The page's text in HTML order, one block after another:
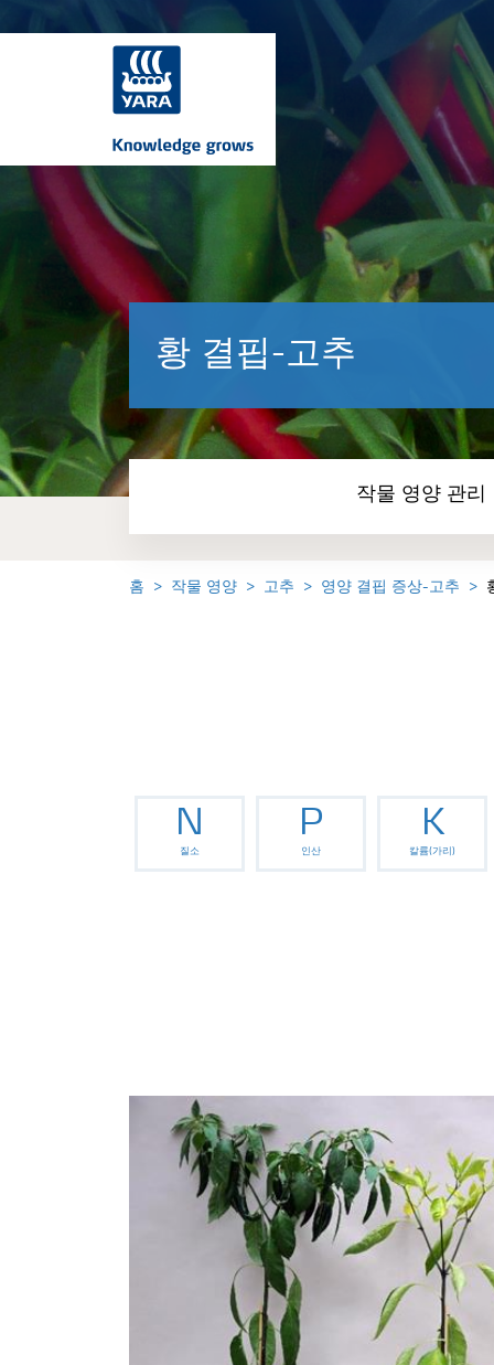
황 결핍-고추
작물 영양 관리
홈 작물 영양 고추 영양 결핍 증상-고추
N
질소
P
인산
K
칼륨(가리)